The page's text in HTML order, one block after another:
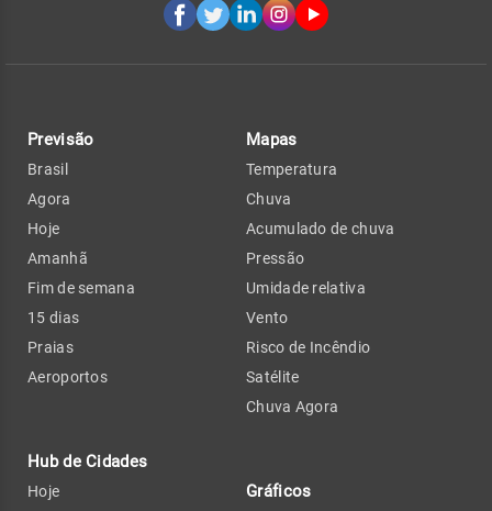
Previsão
Brasil
Agora
Hoje
Amanhã
Fim de semana
15 dias
Praias
Aeroportos
Hub de Cidades
Hoje
Mapas
Temperatura
Chuva
Acumulado de chuva
Pressão
Umidade relativa
Vento
Risco de Incêndio
Satélite
Chuva Agora
Gráficos